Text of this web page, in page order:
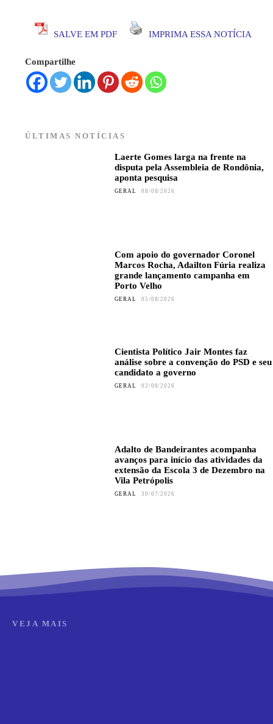
SALVE EM PDF IMPRIMA ESSA NOTÍCIA
Compartilhe
ÚLTIMAS NOTÍCIAS
Laerte Gomes larga na frente na
disputa pela Assembleia de Rondônia,
aponta pesquisa
GERAL 08/08/2026
Com apoio do governador Coronel
Marcos Rocha, Adailton Fúria realiza
grande lançamento campanha em
Porto Velho
GERAL 05/08/2026
Cientista Político Jair Montes faz
análise sobre a convenção do PSD e seu
candidato a governo
GERAL 02/08/2026
Adalto de Bandeirantes acompanha
avanços para início das atividades da
extensão da Escola 3 de Dezembro na
Vila Petrópolis
GERAL 30/07/2026
VEJA MAIS